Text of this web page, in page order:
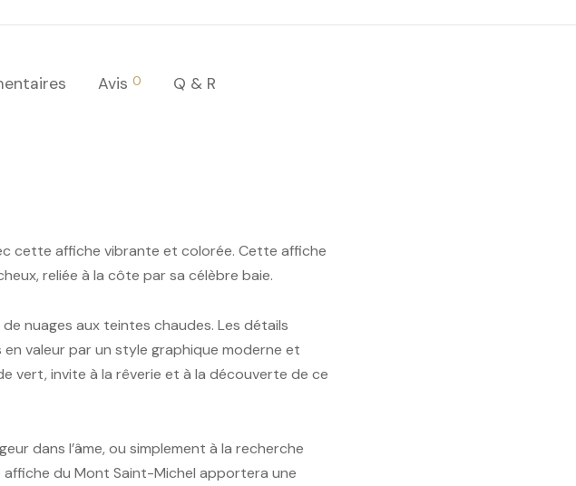
Avis 0 Q & R
cette affiche vibrante et colorée. Cette affiche
reliée à la côte par sa célèbre baie.
nuages aux teintes chaudes. Les détails
valeur par un style graphique moderne et
vert, invite à la rêverie et à la découverte de ce
dans l’âme, ou simplement à la recherche
du Mont Saint-Michel apportera une